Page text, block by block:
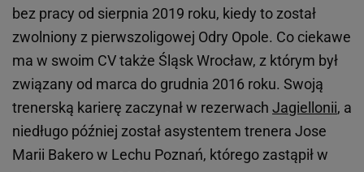
bez pracy od sierpnia 2019 roku, kiedy to został
zwolniony z pierwszoligowej Odry Opole. Co ciekawe
ma w swoim CV także Śląsk Wrocław, z którym był
związany od marca do grudnia 2016 roku. Swoją
trenerską karierę zaczynał w rezerwach Jagiellonii, a
niedługo później został asystentem trenera Jose
Marii Bakero w Lechu Poznań, którego zastąpił w